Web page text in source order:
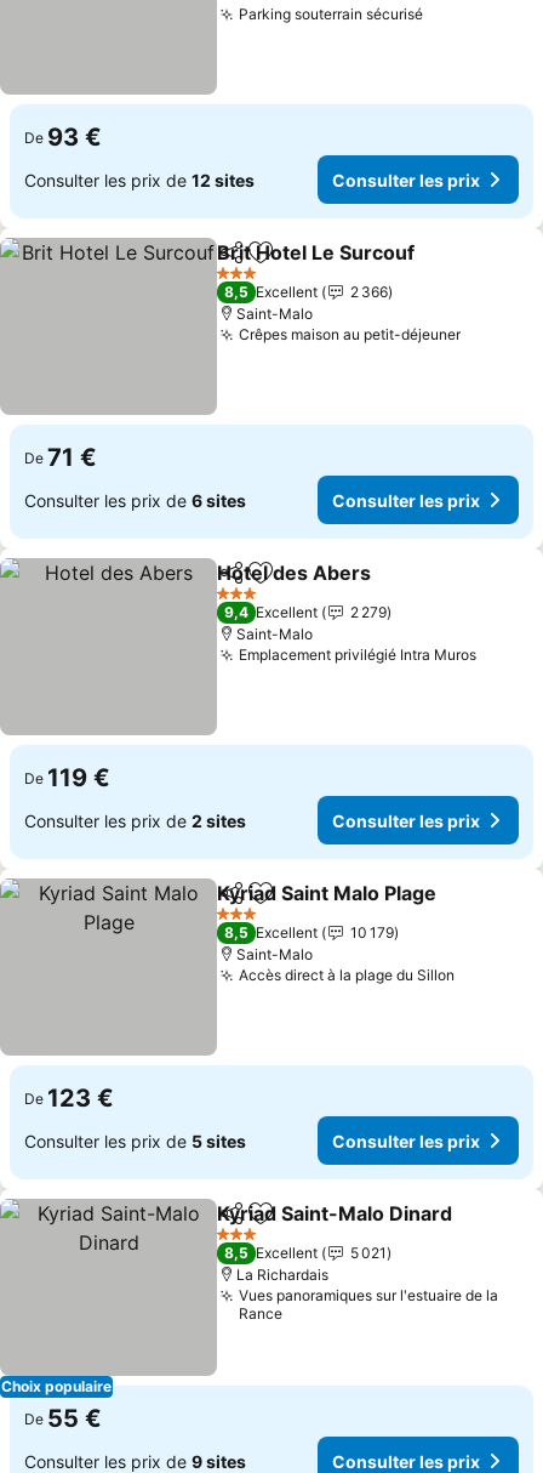
Parking souterrain sécuriséConsulter
De 93 €
Consulter les prix de 12 sites Consulter les prix
PartagerAjouter à mes favoris
Brit Hotel Le Surcouf
3 Étoiles
8,5 Excellent
2 366
Saint-Malo
Crêpes maison au petit-déjeuner
De 71 €
Consulter les prix de 6 sites Consulter les prix
PartagerAjouter à mes favoris
Hotel des Abers
3 Étoiles
9,4 Excellent
2 279
Saint-Malo
Emplacement privilégié Intra Muros
De 119 €
Consulter les prix de 2 sites Consulter les prix
PartagerAjouter à mes favoris
Kyriad Saint Malo Plage
3 Étoiles
8,5 Excellent
10 179
Saint-Malo
Accès direct à la plage du Sillon
De 123 €
Consulter les prix de 5 sites Consulter les prix
Choix populaire
PartagerAjouter à mes favoris
Kyriad Saint-Malo Dinard
3 Étoiles
8,5 Excellent
5 021
La Richardais
Vues panoramiques sur l'estuaire de la
Rance
De 55 €
Consulter les prix de 9 sites Consulter les prix